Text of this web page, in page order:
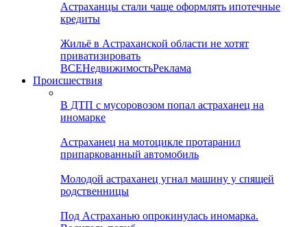
Астраханцы стали чаще оформлять ипотечные
кредиты
Жильё в Астраханской области не хотят
приватизировать
ВСЕНедвижимостьРеклама
Происшествия
В ДТП с мусоровозом попал астраханец на
иномарке
Астраханец на мотоцикле протаранил
припаркованный автомобиль
Молодой астраханец угнал машину у спящей
родственницы
Под Астраханью опрокинулась иномарка.